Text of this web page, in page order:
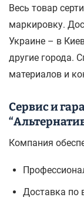
Весь товар
маркировку.
Украине – в
другие города.
материалов и
Сервис и
Компания
Доставка по